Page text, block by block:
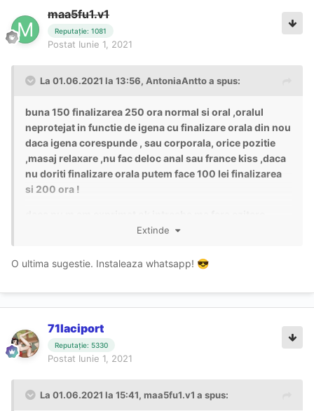
maa5fu1.v1
Reputație: 1081
Postat Iunie 1, 2021
La 01.06.2021 la 13:56, AntoniaAnttoa spus:
buna 150 finalizarea 250 ora normal si oral ,oralul
neprotejat in functie de igena cu finalizare orala din nou
daca igena corespunde , sau corporala, orice pozitie
,masaj relaxare ,nu fac deloc anal sau france kiss ,daca
nu doriti finalizare orala putem face 100 lei finalizarea
si 200 ora !
Extinde
O ultima sugestie. Instaleaza whatsapp! 😎
71laciport
Reputație: 5330
Postat Iunie 1, 2021
La 01.06.2021 la 15:41, maa5fu1.v1 a spus: